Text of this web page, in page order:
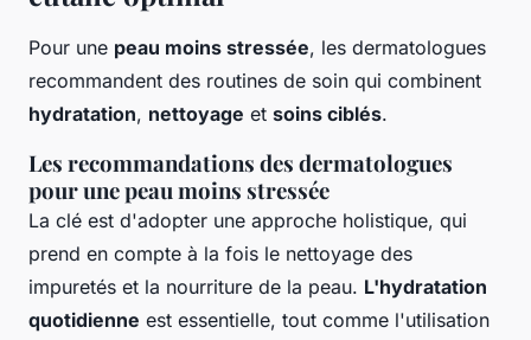
Pour une peau moins stressée, les dermatologues
recommandent des routines de soin qui combinent
hydratation, nettoyage et soins ciblés.
Les recommandations des dermatologues
pour une peau moins stressée
La clé est d'adopter une approche holistique, qui
prend en compte à la fois le nettoyage des
impuretés et la nourriture de la peau. L'hydratation
quotidienne est essentielle, tout comme l'utilisation